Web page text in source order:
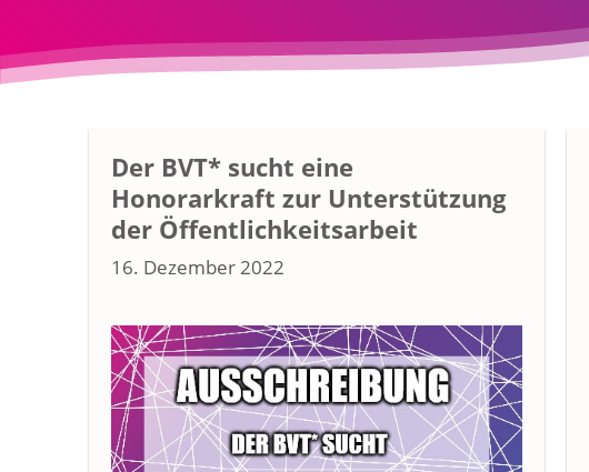
Der BVT* sucht eine
Honorarkraft zur Unterstützung
der Öffentlichkeitsarbeit
16. Dezember 2022